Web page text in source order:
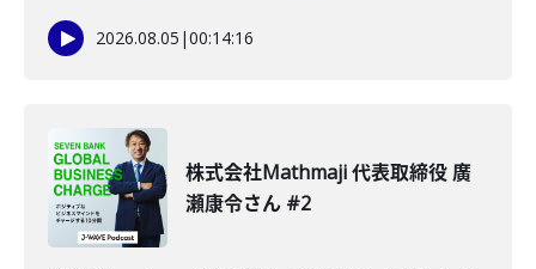
2026.08.05 |00:14:16
株式会社Mathmaji 代表取締役 廣
瀬康令さん #2